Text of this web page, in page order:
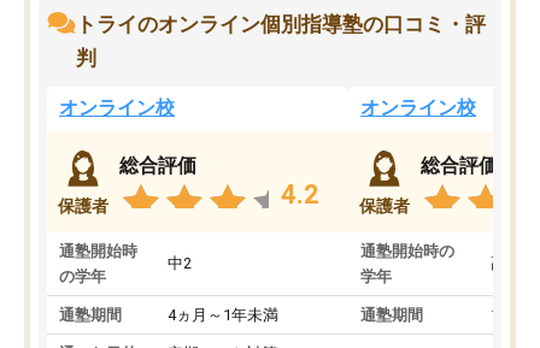
トライのオンライン個別指導塾の口コミ・評
判
オンライン校
保護者
総合評価
4.2
通塾開始時
の学年
中2
通塾期間 4ヵ月～1年未満
オンライン校
保護者
総合評価
通塾開始時の
学年
高3
通塾期間 1～3